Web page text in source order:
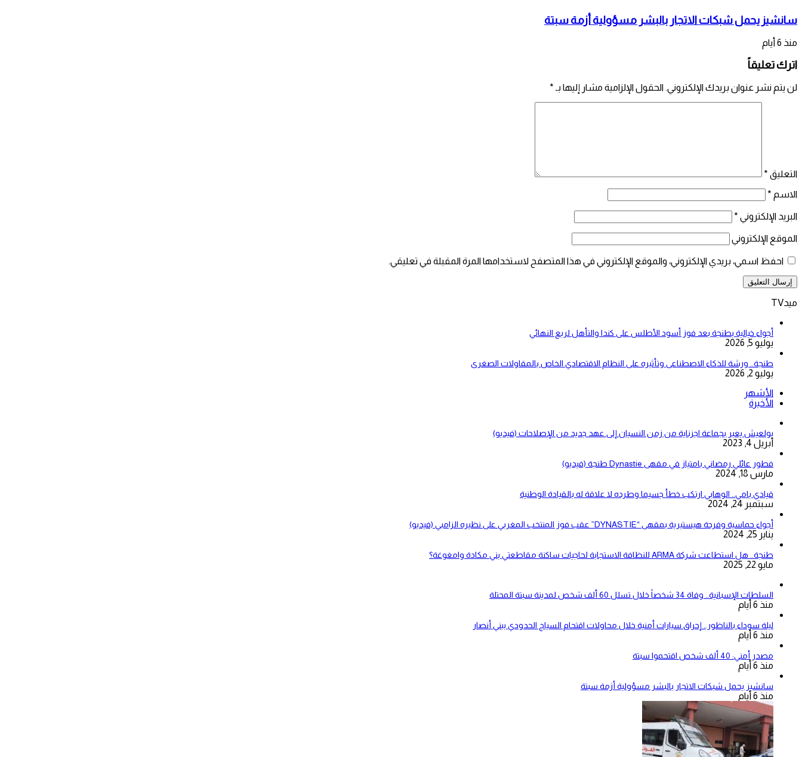
سانشيز يحمل شبكات الاتجار بالبشر مسؤولية أزمة سبتة
منذ 6 أيام
اترك تعليقاً
لن يتم نشر عنوان بريدك الإلكتروني. الحقول الإلزامية مشار إليها بـ *
التعليق *
الاسم *
البريد الإلكتروني *
الموقع الإلكتروني
احفظ اسمي، بريدي الإلكتروني، والموقع الإلكتروني في هذا المتصفح لاستخدامها المرة المقبلة في تعليقي.
ميدTV
أجواء خيالية بطنجة بعد فوز أسود الأطلس على كندا والتأهل لربع النهائي
يوليو 5, 2026
طنجة.. ورشة للذكاء الاصطناعى وتأثيره على النظام الاقتصادي الخاص بالمقاولات الصغرى
يوليو 2, 2026
الأشهر
الأخيرة
بولعيش يعبر بجماعة اجزناية من زمن النسيان إلى عهد جديد من الإصلاحات (فيديو)
أبريل 4, 2023
فطور عائلي رمضاني بامتياز في مقهى Dynastie طنجة (فيديو)
مارس 18, 2024
قيادي بامي.. الوهابي ارتكب خطأ جسيما وطرده لا علاقة له بالقيادة الوطنية
سبتمبر 24, 2024
أجواء حماسية وفرحة هيستيرية بمقهى “DYNASTIE” عقب فوز المنتخب المغربي على نظيره الزامبي (فيديو)
يناير 25, 2024
طنجة.. هل استطاعت شركة ARMA للنظافة الاستجابة لحاجيات ساكنة مقاطعتي بني مكادة وامغوغة؟
مايو 22, 2025
السلطات الإسبانية.. وفاة 34 شخصاً خلال تسلل 60 ألف شخص لمدينة سبتة المحتلة
منذ 6 أيام
ليلة سوداء بالناظور.. إحراق سيارات أمنية خلال محاولات اقتحام السياج الحدودي ببني أنصار
منذ 6 أيام
مصدر أمني: 40 ألف شخص اقتحموا سبتة
منذ 6 أيام
سانشيز يحمل شبكات الاتجار بالبشر مسؤولية أزمة سبتة
منذ 6 أيام